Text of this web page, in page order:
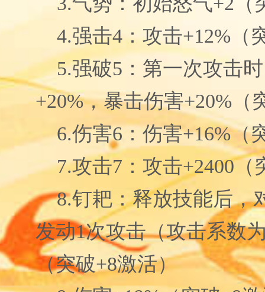
4.强击4：攻击+12%（
5.强破5：第一次攻击时
+20%，暴击伤害+20%（
6.伤害6：伤害+16%（
7.攻击7：攻击+2400（
8.钉耙：释放技能后，
发动1次攻击（攻击系数
（突破+8激活）